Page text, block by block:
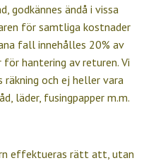
godkännes ändå i vissa
för samtliga kostnader
fall innehålles 20% av
hantering av returen. Vi
och ej heller vara
läder, fusingpapper m.m.
effektueras rätt att, utan